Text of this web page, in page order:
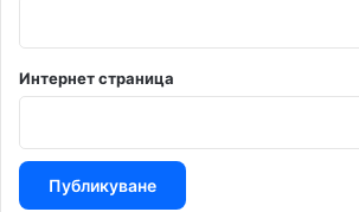
Интернет страница